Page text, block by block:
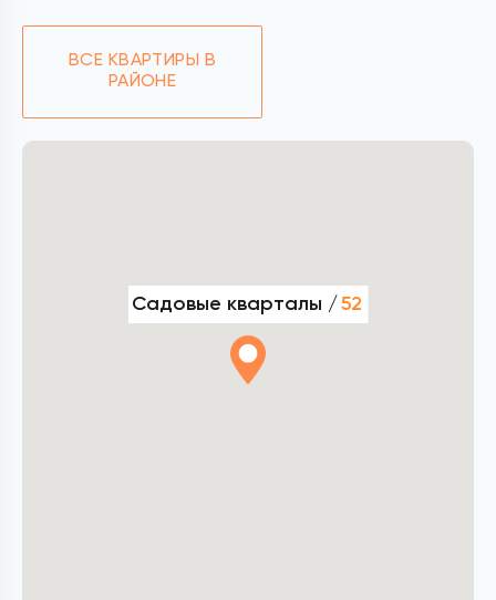
ВСЕ КВАРТИРЫ В
РАЙОНЕ
Садовые кварталы / 52